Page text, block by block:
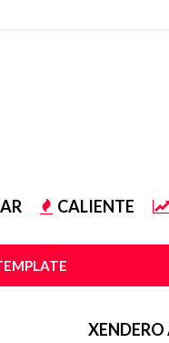
CALIENTE